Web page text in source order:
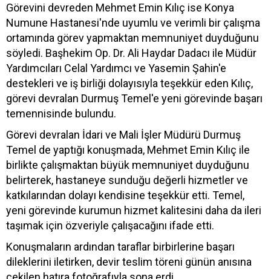
Görevini devreden Mehmet Emin Kılıç ise Konya
Numune Hastanesi'nde uyumlu ve verimli bir çalışma
ortamında görev yapmaktan memnuniyet duyduğunu
söyledi. Başhekim Op. Dr. Ali Haydar Dadacı ile Müdür
Yardımcıları Celal Yardımcı ve Yasemin Şahin'e
destekleri ve iş birliği dolayısıyla teşekkür eden Kılıç,
görevi devralan Durmuş Temel'e yeni görevinde başarı
temennisinde bulundu.
Görevi devralan İdari ve Mali İşler Müdürü Durmuş
Temel de yaptığı konuşmada, Mehmet Emin Kılıç ile
birlikte çalışmaktan büyük memnuniyet duyduğunu
belirterek, hastaneye sunduğu değerli hizmetler ve
katkılarından dolayı kendisine teşekkür etti. Temel,
yeni görevinde kurumun hizmet kalitesini daha da ileri
taşımak için özveriyle çalışacağını ifade etti.
Konuşmaların ardından taraflar birbirlerine başarı
dileklerini iletirken, devir teslim töreni günün anısına